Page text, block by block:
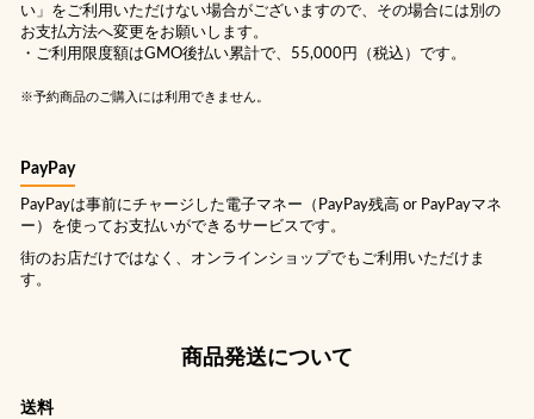
い」をご利用いただけない場合がございますので、その場合には別の
お支払方法へ変更をお願いします。
・ご利用限度額はGMO後払い累計で、55,000円（税込）です。
※予約商品のご購入には利用できません。
PayPay
PayPayは事前にチャージした電子マネー（PayPay残高 or PayPayマネ
ー）を使ってお支払いができるサービスです。
街のお店だけではなく、オンラインショップでもご利用いただけま
す。
商品発送について
送料